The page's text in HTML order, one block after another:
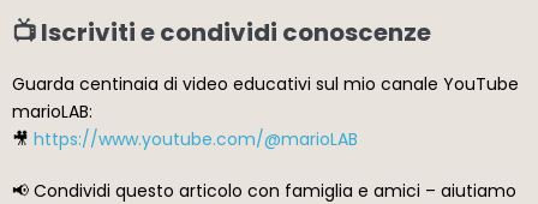
📺 Iscriviti e condividi conoscenze
Guarda centinaia di video educativi sul mio canale YouTube
marioLAB:
🎥 https://www.youtube.com/@marioLAB
📢 Condividi questo articolo con famiglia e amici – aiutiamo